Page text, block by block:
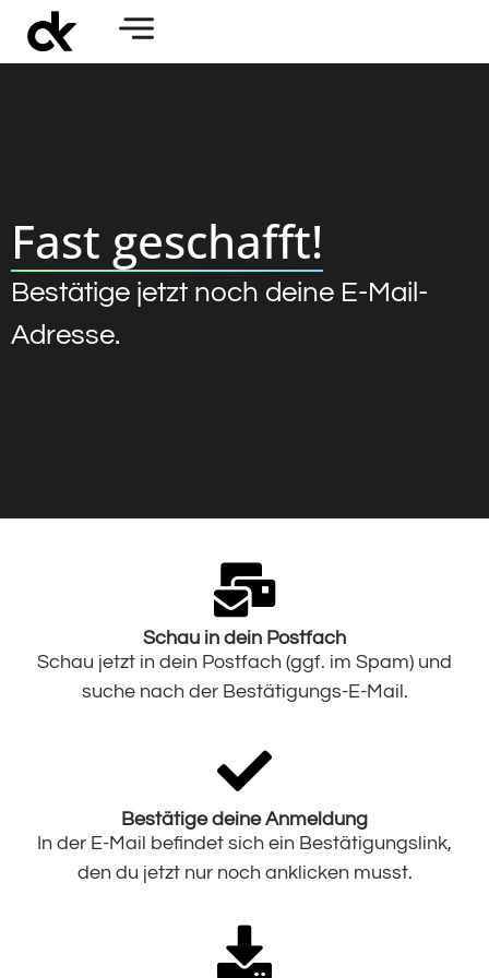
Fast geschafft!
Bestätige jetzt noch deine E-Mail-
Adresse.
Schau in dein Postfach
Schau jetzt in dein Postfach (ggf. im Spam) und
suche nach der Bestätigungs-E-Mail.
Bestätige deine Anmeldung
In der E-Mail befindet sich ein Bestätigungslink,
den du jetzt nur noch anklicken musst.